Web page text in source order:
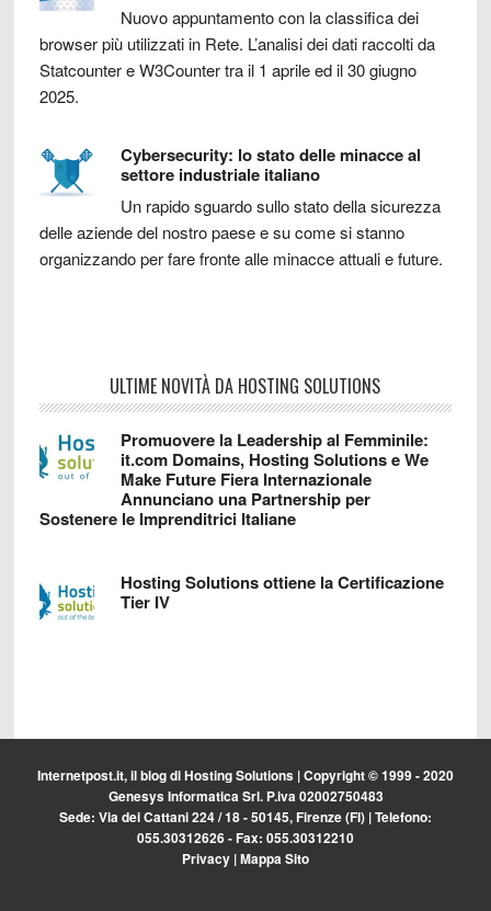
Nuovo appuntamento con la classifica dei
browser più utilizzati in Rete. L’analisi dei dati raccolti da
Statcounter e W3Counter tra il 1 aprile ed il 30 giugno
2025.
Cybersecurity: lo stato delle minacce al
settore industriale italiano
Un rapido sguardo sullo stato della sicurezza
delle aziende del nostro paese e su come si stanno
organizzando per fare fronte alle minacce attuali e future.
ULTIME NOVITÀ DA HOSTING SOLUTIONS
Promuovere la Leadership al Femminile:
it.com Domains, Hosting Solutions e We
Make Future Fiera Internazionale
Annunciano una Partnership per
Sostenere le Imprenditrici Italiane
Hosting Solutions ottiene la Certificazione
Tier IV
Internetpost.it, il blog diHosting Solutions | Copyright © 1999 - 2020
Genesys Informatica Srl. P.iva 02002750483
Sede: Via dei Cattani 224 / 18 - 50145, Firenze (FI) | Telefono:
055.30312626 - Fax: 055.30312210
Privacy |Mappa Sito